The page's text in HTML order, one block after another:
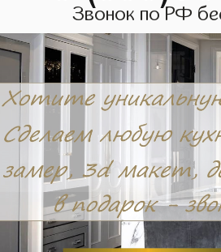
Звонок по РФ